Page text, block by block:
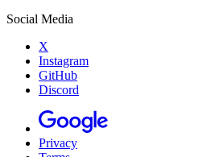
Social Media
X
Instagram
GitHub
Discord
Privacy